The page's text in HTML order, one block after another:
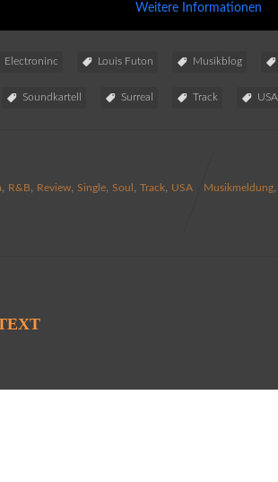
Weitere Informationen
Electroninc Louis Futon Musikblog
Soundkartell Surreal Track USA
R&B Review ,Single ,Soul ,Track USA Musikmeldung